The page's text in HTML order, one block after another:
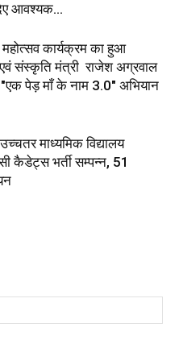
आवश्यक...
महोत्सव कार्यक्रम का हुआ
संस्कृति मंत्री राजेश अग्रवाल
"एक पेड़ माँ के नाम 3.0" अभियान
माध्यमिक विद्यालय
कैडेट्स भर्ती सम्पन्न, 51